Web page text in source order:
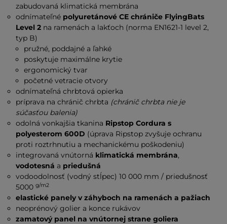
zabudovaná klimatická membrána
odnímateľné polyuretánové CE chrániče FlyingBats
Level 2 na ramenách a lakťoch (norma EN1621-1 level 2,
typ B)
pružné, poddajné a ľahké
poskytuje maximálne krytie
ergonomický tvar
početné vetracie otvory
odnímateľná chrbtová opierka
príprava na chránič chrbta (chránič chrbta nie je
súčasťou balenia)
odolná vonkajšia tkanina Ripstop Cordura s
polyesterom 600D (úprava Ripstop zvyšuje ochranu
proti roztrhnutiu a mechanickému poškodeniu)
integrovaná vnútorná klimatická membrána,
vodotesná a priedušná
vodoodolnosť (vodný stĺpec) 10 000 mm / priedušnosť
5000g/m2
elastické panely v záhyboch na ramenách a pažiach
neoprénový golier a konce rukávov
zamatový panel na vnútornej strane goliera